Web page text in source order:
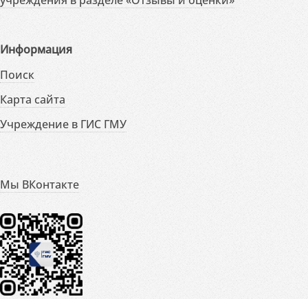
Информация
Поиск
Карта сайта
Учреждение в ГИС ГМУ
Мы ВКонтакте